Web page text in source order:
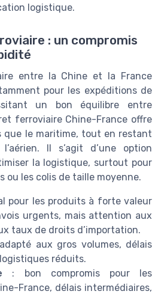
logistique.
: un compromis
entre la Chine et la France
pour les expéditions de
un bon équilibre entre
ferroviaire Chine-France offre
que le maritime, tout en restant
Il s’agit d’une option
la logistique, surtout pour
ou les colis de taille moyenne.
pour les produits à forte valeur
urgents, mais attention aux
taux de droits d’importation.
aux gros volumes, délais
réduits.
: bon compromis pour les
France, délais intermédiaires,